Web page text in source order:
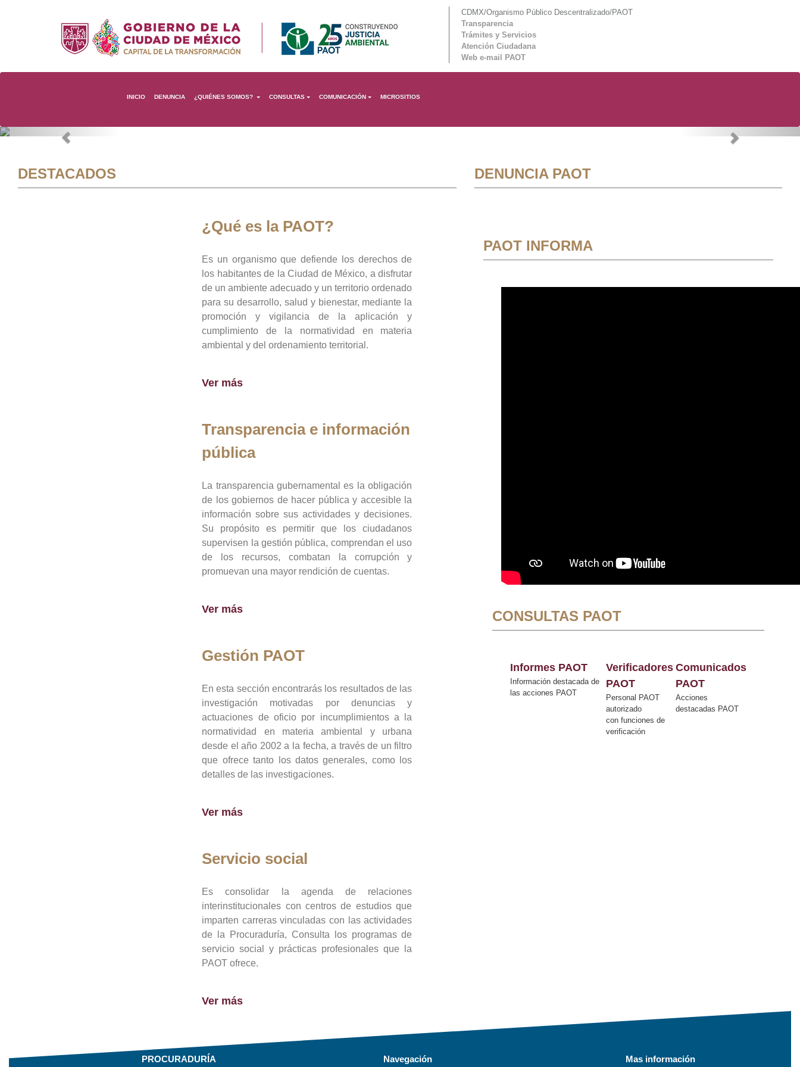
CDMX/Organismo Público Descentralizado/PAOT
Transparencia
Trámites y Servicios
Atención Ciudadana
Web e-mail PAOT
INICIO DENUNCIA ¿QUIÉNES SOMOS? CONSULTAS COMUNICACIÓN MICROSITIOS
Previous Next
DESTACADOS
¿Qué es la PAOT?
Es un organismo que defiende los derechos de
los habitantes de la Ciudad de México, a disfrutar
de un ambiente adecuado y un territorio ordenado
para su desarrollo, salud y bienestar, mediante la
promoción y vigilancia de la aplicación y
cumplimiento de la normatividad en materia
ambiental y del ordenamiento territorial.
Ver más
Transparencia e información
pública
La transparencia gubernamental es la obligación
de los gobiernos de hacer pública y accesible la
información sobre sus actividades y decisiones.
Su propósito es permitir que los ciudadanos
supervisen la gestión pública, comprendan el uso
de los recursos, combatan la corrupción y
promuevan una mayor rendición de cuentas.
Ver más
Gestión PAOT
En esta sección encontrarás los resultados de las
investigación motivadas por denuncias y
actuaciones de oficio por incumplimientos a la
normatividad en materia ambiental y urbana
desde el año 2002 a la fecha, a través de un filtro
que ofrece tanto los datos generales, como los
detalles de las investigaciones.
Ver más
Servicio social
Es consolidar la agenda de relaciones
interinstitucionales con centros de estudios que
imparten carreras vinculadas con las actividades
de la Procuraduría, Consulta los programas de
servicio social y prácticas profesionales que la
PAOT ofrece.
Ver más
DENUNCIA PAOT
PAOT INFORMA
CONSULTAS PAOT
Informes PAOT
Información destacada de
las acciones PAOT
Verificadores
PAOT
Personal PAOT
autorizado
con funciones de
verificación
Comunicados
PAOT
Acciones
destacadas PAOT
PROCURADURÍA Navegación Mas información